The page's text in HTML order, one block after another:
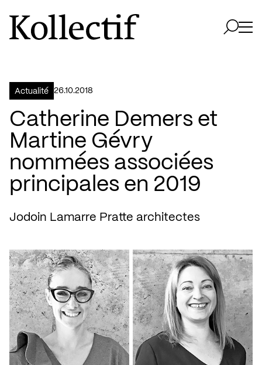
Aller à la page d'accueil
Logo Kollectif
Actualité 26.10.2018
Catherine Demers et
Martine Gévry
nommées associées
principales en 2019
Jodoin Lamarre Pratte architectes